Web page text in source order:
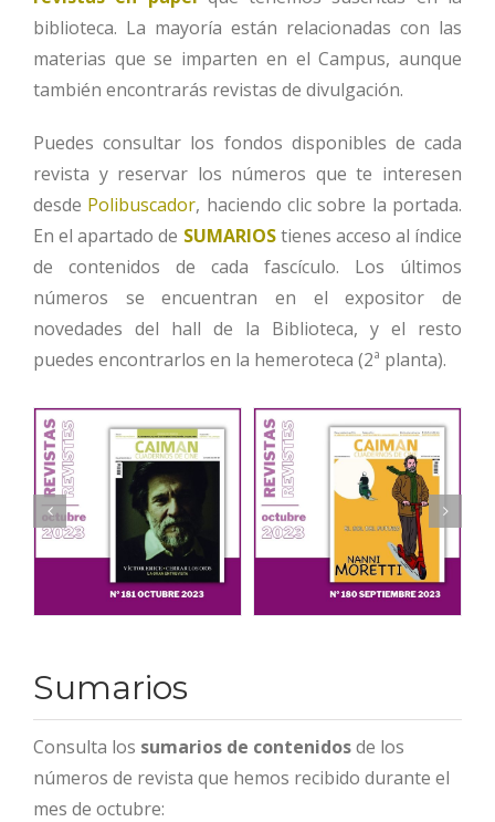
biblioteca. La mayoría están relacionadas con las
materias que se imparten en el Campus, aunque
también encontrarás revistas de divulgación.
Puedes consultar los fondos disponibles de cada
revista y reservar los números que te interesen
desde Polibuscador, haciendo clic sobre la portada.
En el apartado de SUMARIOS tienes acceso al índice
de contenidos de cada fascículo. Los últimos
números se encuentran en el expositor de
novedades del hall de la Biblioteca, y el resto
puedes encontrarlos en la hemeroteca (2ª planta).
Sumarios
Consulta los sumarios de contenidosde los
números de revista que hemos recibido durante el
mes de octubre: